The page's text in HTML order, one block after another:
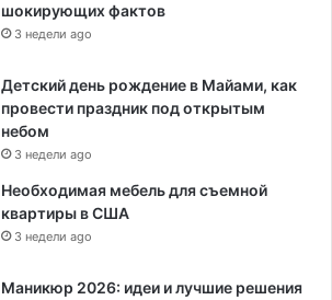
шокирующих фактов
3 недели ago
Детский день рождение в Майами, как
провести праздник под открытым
небом
3 недели ago
Необходимая мебель для съемной
квартиры в США
3 недели ago
Маникюр 2026: идеи и лучшие решения